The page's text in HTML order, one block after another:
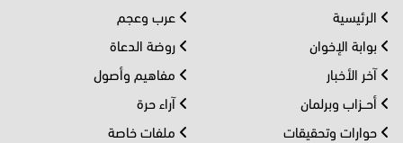
الرئيسية
بوابة الإخوان
آخر الأخبار
أحــزاب وبرلمان
حوارات وتحقيقات
عرب وعجم
روضة الدعاة
مفاهيم وأصول
آراء حرة
ملفات خاصة